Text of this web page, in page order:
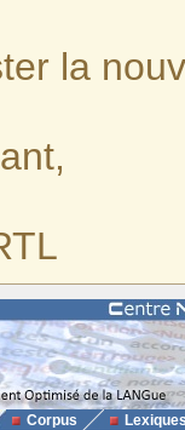
la
Corpus